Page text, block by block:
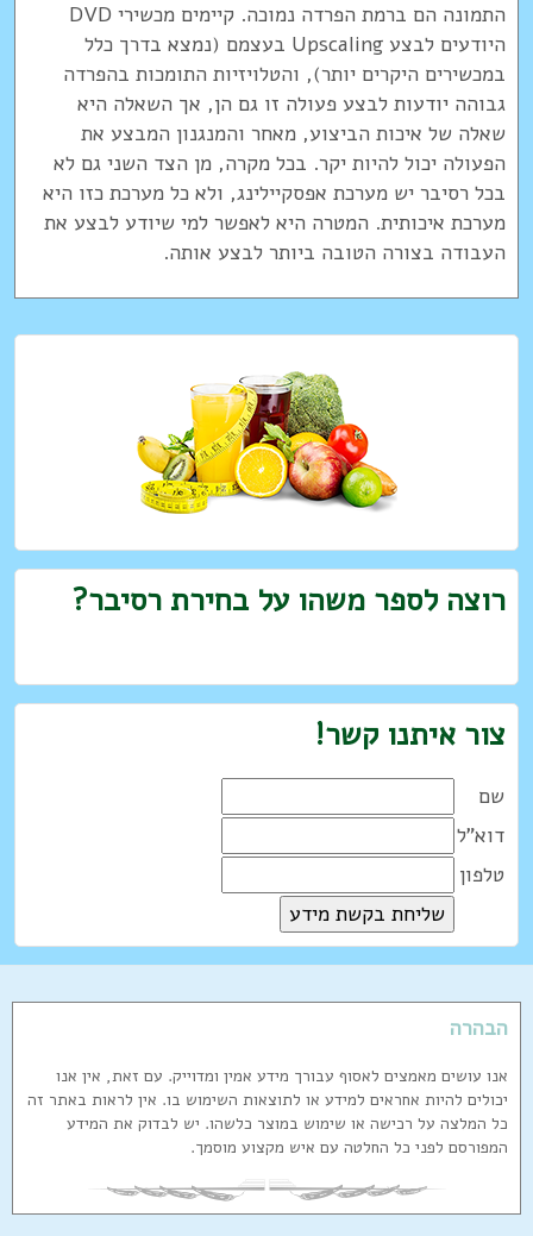
התמונה הם ברמת הפרדה נמוכה. קיימים מכשירי DVD
היודעים לבצע Upscaling בעצמם (נמצא בדרך כלל
במכשירים היקרים יותר), והטלויזיות התומכות בהפרדה
גבוהה יודעות לבצע פעולה זו גם הן, אך השאלה היא
שאלה של איכות הביצוע, מאחר והמנגנון המבצע את
הפעולה יכול להיות יקר. בכל מקרה, מן הצד השני גם לא
בכל רסיבר יש מערכת אפסקיילינג, ולא כל מערכת כזו היא
מערכת איכותית. המטרה היא לאפשר למי שיודע לבצע את
העבודה בצורה הטובה ביותר לבצע אותה.
רוצה לספר משהו על בחירת רסיבר?
צור איתנו קשר!
שם
דוא"ל
טלפון
הבהרה
אנו עושים מאמצים לאסוף עבורך מידע אמין ומדוייק. עם זאת, אין אנו
יכולים להיות אחראים למידע או לתוצאות השימוש בו. אין לראות באתר זה
כל המלצה על רכישה או שימוש במוצר כלשהו. יש לבדוק את המידע
המפורסם לפני כל החלטה עם איש מקצוע מוסמך.